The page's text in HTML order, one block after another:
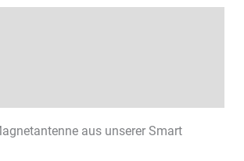
aus unserer Smart